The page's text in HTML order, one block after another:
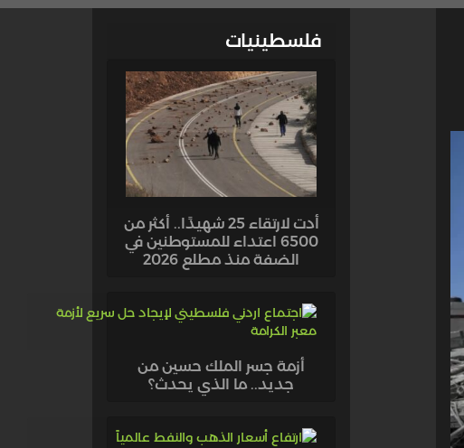
فلسطينيات
أدت لارتقاء 25 شهيدًا.. أكثر من
6500 اعتداء للمستوطنين في
الضفة منذ مطلع 2026
أزمة جسر الملك حسين من
جديد.. ما الذي يحدث؟